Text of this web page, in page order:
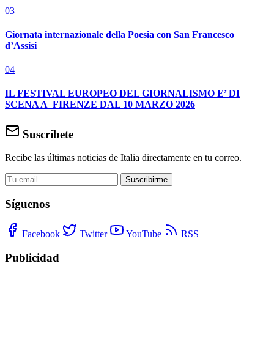
03
Giornata internazionale della Poesia con San Francesco
d’Assisi
04
IL FESTIVAL EUROPEO DEL GIORNALISMO E’ DI
SCENA A FIRENZE DAL 10 MARZO 2026
Suscríbete
Recibe las últimas noticias de Italia directamente en tu correo.
Suscribirme
Síguenos
Facebook Twitter YouTube RSS
Publicidad